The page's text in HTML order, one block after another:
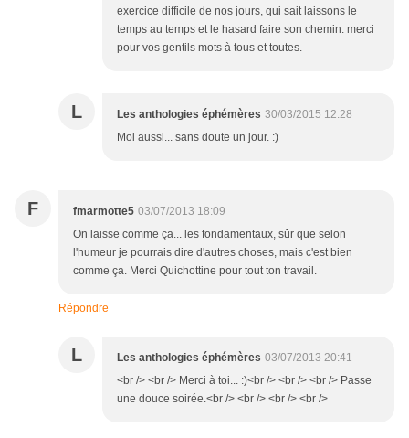
exercice difficile de nos jours, qui sait laissons le
temps au temps et le hasard faire son chemin. merci
pour vos gentils mots à tous et toutes.
L Les anthologies éphémères 30/03/2015 12:28
Moi aussi... sans doute un jour. :)
F fmarmotte5 03/07/2013 18:09
On laisse comme ça... les fondamentaux, sûr que selon
l'humeur je pourrais dire d'autres choses, mais c'est bien
comme ça. Merci Quichottine pour tout ton travail.
Répondre
L Les anthologies éphémères 03/07/2013 20:41
<br /> <br /> Merci à toi... :)<br /> <br /> <br /> Passe
une douce soirée.<br /> <br /> <br /> <br />